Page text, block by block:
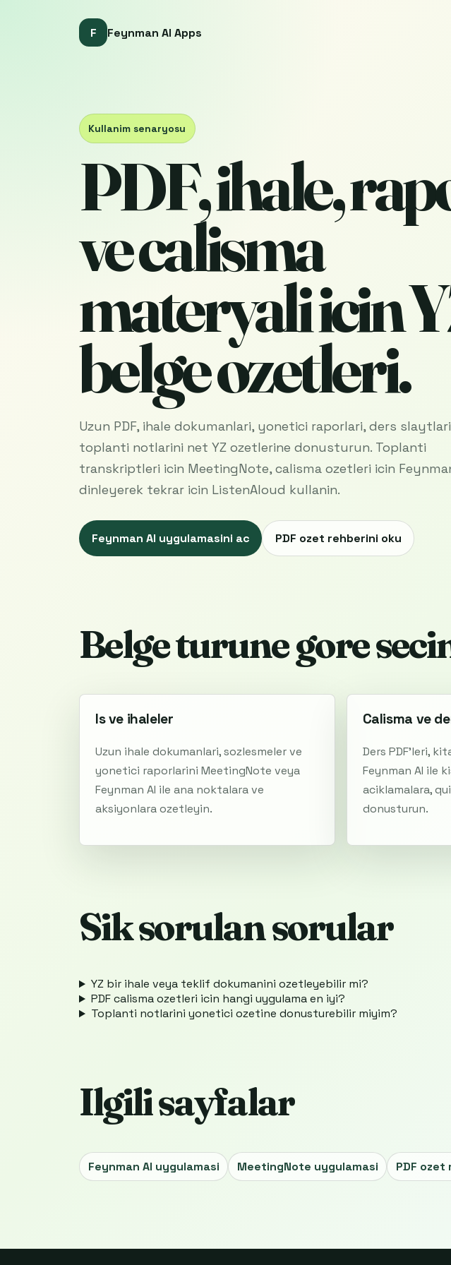
F Feynman AI Apps
Kullanim senaryosu
PDF, ihale,
ve calisma
materyali icin
belge ozetleri.
Uzun PDF, ihale dokumanlari, yonetici raporlari, ders
toplanti notlarini net YZ ozetlerine donusturun. Toplanti
transkriptleri icin MeetingNote, calisma ozetleri icin
dinleyerek tekrar icin ListenAloud kullanin.
Feynman AI uygulamasini ac PDF ozet rehberini oku
Belge turune gore
Is ve ihaleler
Uzun ihale dokumanlari, sozlesmeler ve
yonetici raporlarini MeetingNote veya
Feynman AI ile ana noktalara ve
aksiyonlara ozetleyin.
Calisma ve
Ders PDF'leri,
Feynman AI ile
aciklamalara,
donusturun.
Sik sorulan sorular
YZ bir ihale veya teklif dokumanini ozetleyebilir mi?
PDF calisma ozetleri icin hangi uygulama en iyi?
Toplanti notlarini yonetici ozetine donusturebilir miyim?
Ilgili sayfalar
Feynman AI uygulamasi MeetingNote uygulamasi PDF ozet